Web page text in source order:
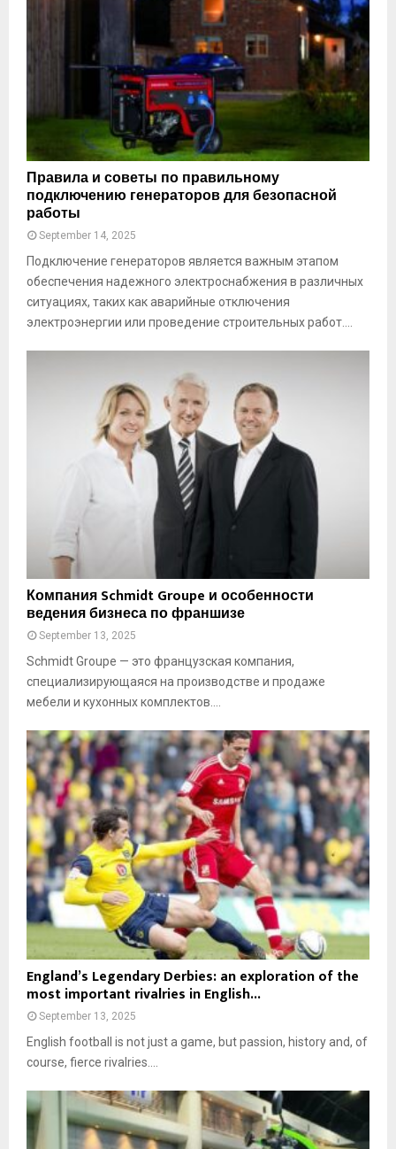
П
р
в
и
л
а
и
с
в
ь
н
о
м
п
о
д
л
ю
ч
е
н
и
ю
г
е
е
р
о
в
л
я
Правила и советы по правильному
подключению генераторов для безопасной
работы
September 14, 2025
Подключение генераторов является важным этапом
обеспечения надежного электроснабжения в различных
ситуациях, таких как аварийные отключения
электроэнергии или проведение строительных работ....
К
п
а
н
и
S
c
h
m
i
d
t
G
r
u
e
и
о
с
о
е
н
н
Компания Schmidt Groupe и особенности
ведения бизнеса по франшизе
September 13, 2025
Schmidt Groupe — это французская компания,
специализирующаяся на производстве и продаже
мебели и кухонных комплектов....
a
n
’
s
England’s Legendary Derbies: an exploration of the
most important rivalries in English...
September 13, 2025
English football is not just a game, but passion, history and, of
course, fierce rivalries....